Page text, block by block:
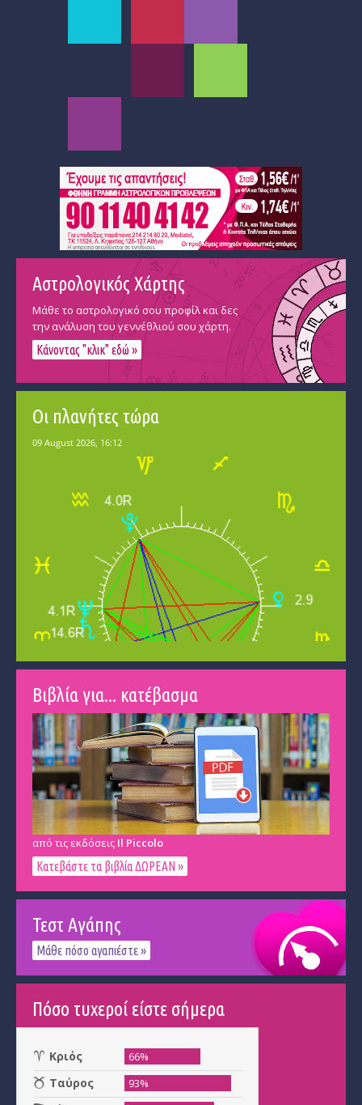
Αστρολογικός Χάρτης
Μάθε το αστρολογικό σου προφίλ και δες
την ανάλυση του γεννέθλιού σου χάρτη.
Κάνοντας "κλικ" εδώ »
Οι πλανήτες τώρα
Βιβλία για... κατέβασμα
από τις εκδόσεις Il Piccolo
Κατεβάστε τα βιβλία ΔΩΡΕΑΝ »
Τεστ Αγάπης
Μάθε πόσο αγαπιέστε »
Πόσο τυχεροί είστε σήμερα